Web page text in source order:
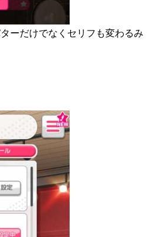
ーだけでなくセリフも変わるみ